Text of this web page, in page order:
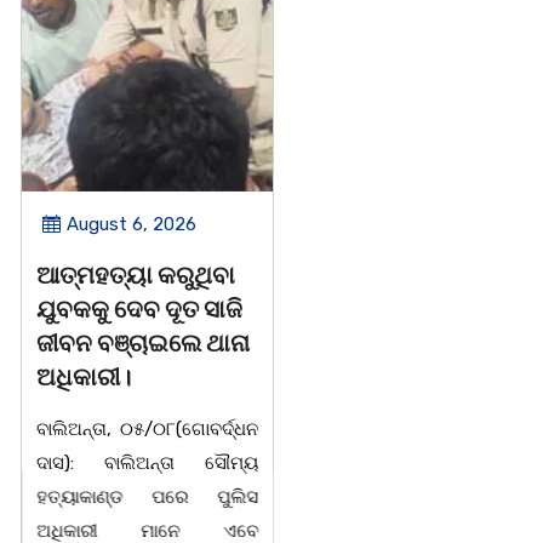
August 6, 2026
ଆତ୍ମହତ୍ୟା କରୁଥିବା
ଯୁବକକୁ ଦେବ ଦୂତ ସାଜି
ଜୀବନ ବଞ୍ଚାଇଲେ ଥାନା
ଅଧିକାରୀ।
ବାଲିଅନ୍ତା, ୦୫/୦୮(ଗୋବର୍ଦ୍ଧନ
ଦାସ): ବାଲିଅନ୍ତା ସୌମ୍ୟ
ହତ୍ୟାକାଣ୍ଡ ପରେ ପୁଲିସ
ଅଧିକାରୀ ମାନେ ଏବେ